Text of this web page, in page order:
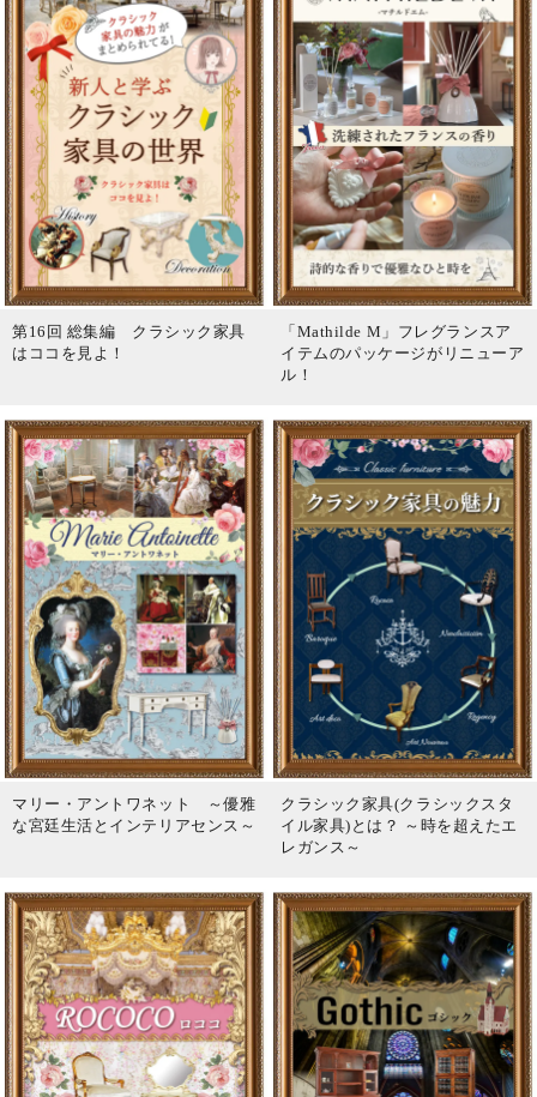
第16回 総集編 クラシック家具
はココを見よ！
「Mathilde M」フレグランスア
イテムのパッケージがリニューア
ル！
マリー・アントワネット ～優雅
な宮廷生活とインテリアセンス～
クラシック家具(クラシックスタ
イル家具)とは？ ～時を超えたエ
レガンス～